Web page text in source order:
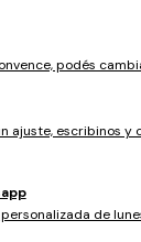
podés
ajuste, escribinos y
de